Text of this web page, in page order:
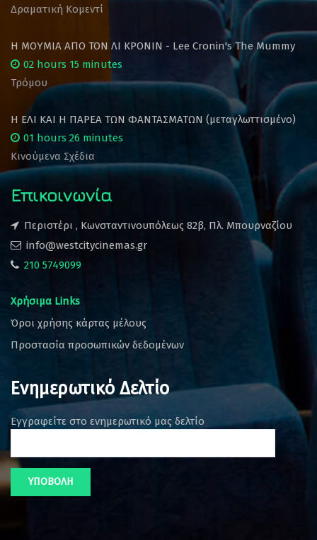
Δραματική Κομεντί
Η ΜΟΥΜΙΑ ΑΠΟ ΤΟΝ ΛΙ ΚΡΟΝΙΝ - Lee Cronin's The Mummy
02 hours 15 minutes
Τρόμου
Η ΕΛΙ ΚΑΙ Η ΠΑΡΕΑ ΤΩΝ ΦΑΝΤΑΣΜΑΤΩΝ (μεταγλωττισμένο)
01 hours 26 minutes
Κινούμενα Σχέδια
Επικοινωνία
Περιστέρι , Κωνσταντινουπόλεως 82β, Πλ. Μπουρναζίου
info@westcitycinemas.gr
210 5749099
Χρήσιμα Links
Όροι χρήσης κάρτας μέλους
Προστασία προσωπικών δεδομένων
Ενημερωτικό Δελτίο
Εγγραφείτε στο ενημερωτικό μας δελτίο